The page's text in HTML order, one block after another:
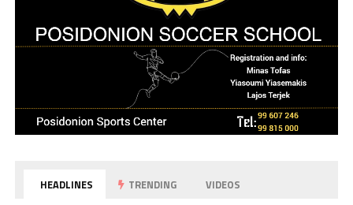
HEADLINES TRENDING VIDEOS